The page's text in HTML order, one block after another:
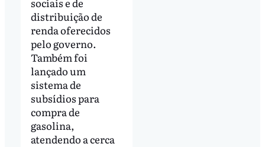
distribuição de
renda oferecidos
pelo governo.
Também foi
lançado um
sistema de
subsídios para
compra de
gasolina,
atendendo a cerca